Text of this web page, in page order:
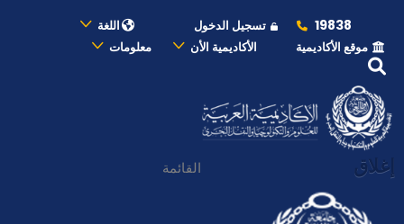
19838 تسجيل الدخول
اللغة
موقع الأكاديمية
الأكاديمية الأن معلومات
إغلاق القائمة